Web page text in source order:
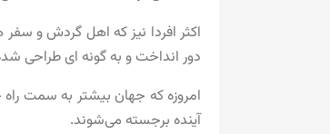
اکثر افردا نیز که اهل گردش و سفر
دور انداخت و به گونه ای طراحی
امروزه که جهان بیشتر به سمت راه‌
آینده برجسته می‌شوند.